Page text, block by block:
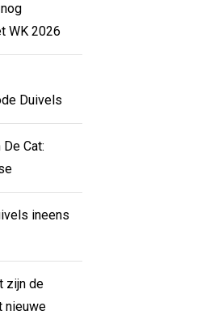
WK 2026
Duivels
Cat:
ineens
zijn de
nieuwe